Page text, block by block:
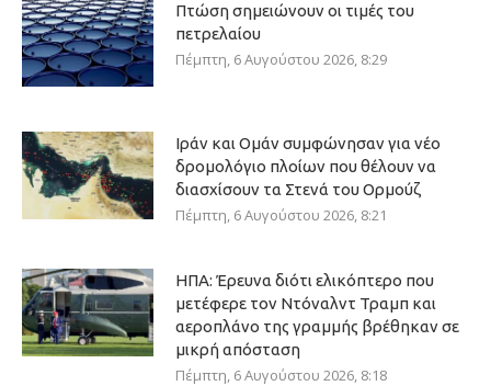
Πτώση σημειώνουν οι τιμές του
πετρελαίου
Πέμπτη, 6 Αυγούστου 2026, 8:29
Ιράν και Ομάν συμφώνησαν για νέο
δρομολόγιο πλοίων που θέλουν να
διασχίσουν τα Στενά του Ορμούζ
Πέμπτη, 6 Αυγούστου 2026, 8:21
ΗΠΑ: Έρευνα διότι ελικόπτερο που
μετέφερε τον Ντόναλντ Τραμπ και
αεροπλάνο της γραμμής βρέθηκαν σε
μικρή απόσταση
Πέμπτη, 6 Αυγούστου 2026, 8:18